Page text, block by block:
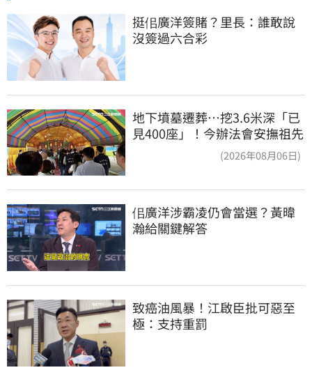
挺佀廣洋簽賭？里長：誰敢說
沒簽過六合彩
地下墳墓遷葬…挖3.6米深「已
見400座」！今辦法會安撫祖先
(2026年08月06日)
佀廣洋涉霸凌仍會當選？黃暐
瀚給關鍵解答
致癌油風暴！江啟臣批可惡至
極：支持重罰